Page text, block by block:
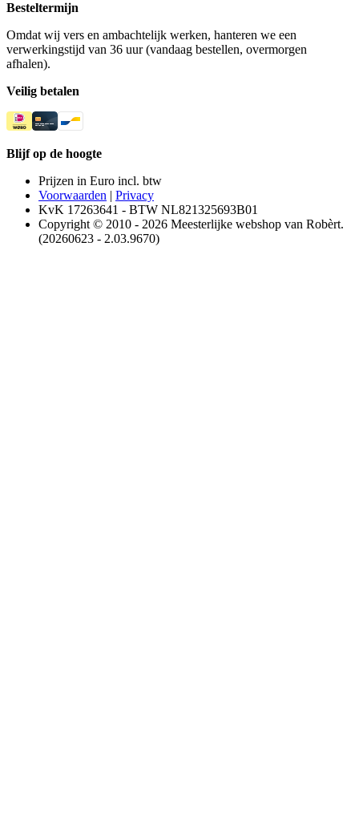
Besteltermijn
Omdat wij vers en ambachtelijk werken, hanteren we een
verwerkingstijd van 36 uur (vandaag bestellen, overmorgen
afhalen).
Veilig betalen
Blijf op de hoogte
Prijzen in Euro incl. btw
Voorwaarden | Privacy
KvK 17263641 - BTW NL821325693B01
Copyright © 2010 - 2026 Meesterlijke webshop van Robèrt.
(20260623 - 2.03.9670)